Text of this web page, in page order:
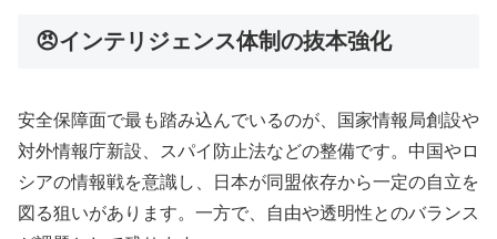
😠インテリジェンス体制の抜本強化
安全保障面で最も踏み込んでいるのが、国家情報局創設や
対外情報庁新設、スパイ防止法などの整備です。中国やロ
シアの情報戦を意識し、日本が同盟依存から一定の自立を
図る狙いがあります。一方で、自由や透明性とのバランス